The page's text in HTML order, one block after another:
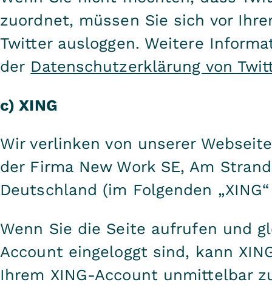
zuordnet, müssen Sie sich vor
Twitter ausloggen. Weitere
der Datenschutzerklärung von
c) XING
Wir verlinken von unserer
der Firma New Work SE, Am
Deutschland (im Folgenden
Wenn Sie die Seite aufrufen und
Account eingeloggt sind, kann
Ihrem XING-Account unmittelbar